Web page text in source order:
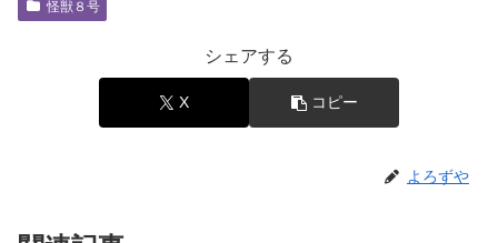
怪獣８号
シェアする
X コピー
よろずや